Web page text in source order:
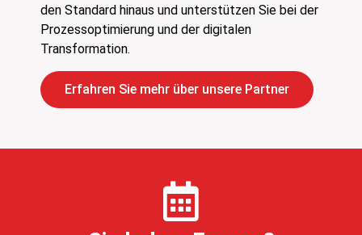
den Standard hinaus und unterstützen Sie bei der
Prozessoptimierung und der digitalen
Transformation.
Erfahren Sie mehr über unsere Partner